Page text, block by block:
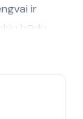
ir
būdu